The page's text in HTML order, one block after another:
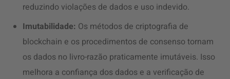
reduzindo violações de dados e uso indevido.
Imutabilidade: Os métodos de criptografia de
blockchain e os procedimentos de consenso tornam
os dados no livro-razão praticamente imutáveis. Isso
melhora a confiança dos dados e a verificação de